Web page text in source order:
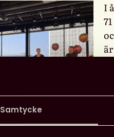
Samtycke
I